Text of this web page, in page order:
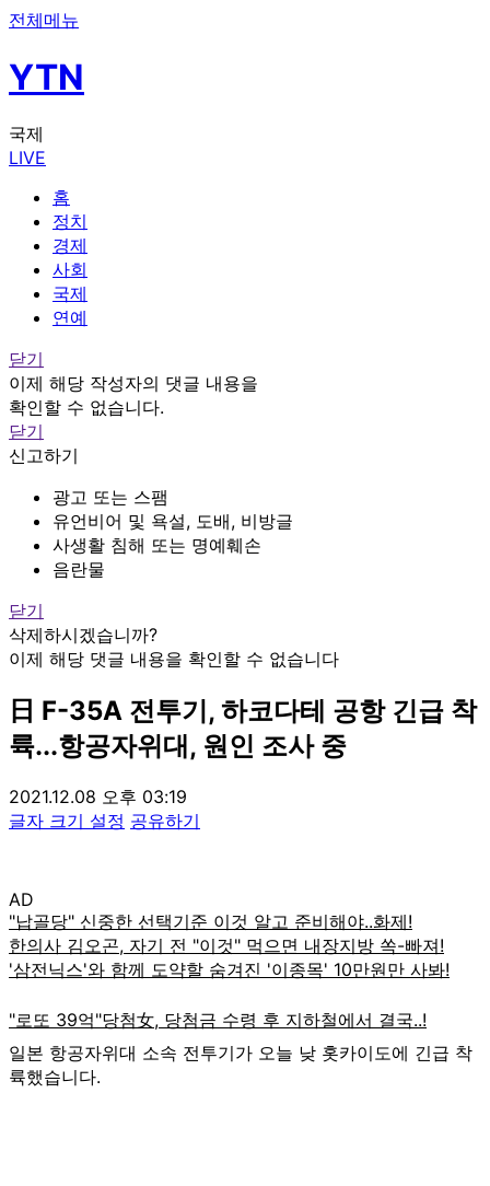
전체메뉴
YTN
국제
LIVE
홈
정치
경제
사회
국제
연예
닫기
이제 해당 작성자의 댓글 내용을
확인할 수 없습니다.
닫기
신고하기
광고 또는 스팸
유언비어 및 욕설, 도배, 비방글
사생활 침해 또는 명예훼손
음란물
닫기
삭제하시겠습니까?
이제 해당 댓글 내용을 확인할 수 없습니다
日 F-35A 전투기, 하코다테 공항 긴급 착
륙...항공자위대, 원인 조사 중
2021.12.08 오후 03:19
글자 크기 설정 공유하기
AD
일본 항공자위대 소속 전투기가 오늘 낮 홋카이도에 긴급 착
륙했습니다.